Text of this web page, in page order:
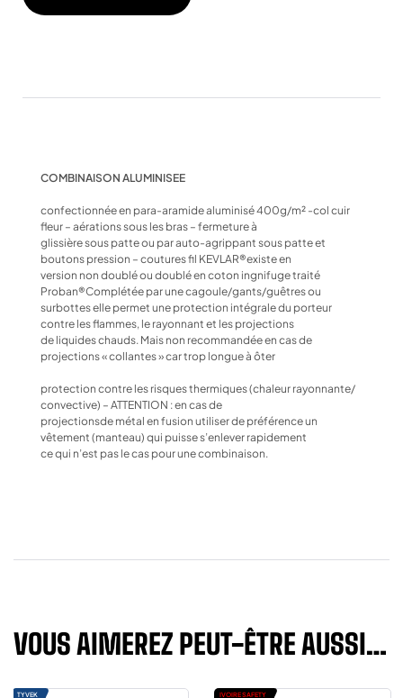
COMBINAISON ALUMINISEE
confectionnée en para-aramide aluminisé 400g/m² -col cuir
fleur – aérations sous les bras – fermeture à
glissière sous patte ou par auto-agrippant sous patte et
boutons pression – coutures fil KEVLAR®existe en
version non doublé ou doublé en coton ingnifuge traité
Proban®Complétée par une cagoule/gants/guêtres ou
surbottes elle permet une protection intégrale du porteur
contre les flammes, le rayonnant et les projections
de liquides chauds. Mais non recommandée en cas de
projections « collantes » car trop longue à ôter
protection contre les risques thermiques (chaleur rayonnante/
convective) – ATTENTION : en cas de
projectionsde métal en fusion utiliser de préférence un
vêtement (manteau) qui puisse s’enlever rapidement
ce qui n’est pas le cas pour une combinaison.
VOUS AIMEREZ PEUT-ÊTRE AUSSI…
TYVEK IVOIRE SAFETY